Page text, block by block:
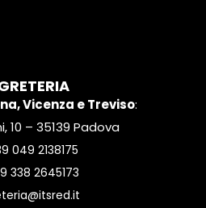
Vicenza e Treviso:
10 – 35139 Padova
049 2138175
338 2645173